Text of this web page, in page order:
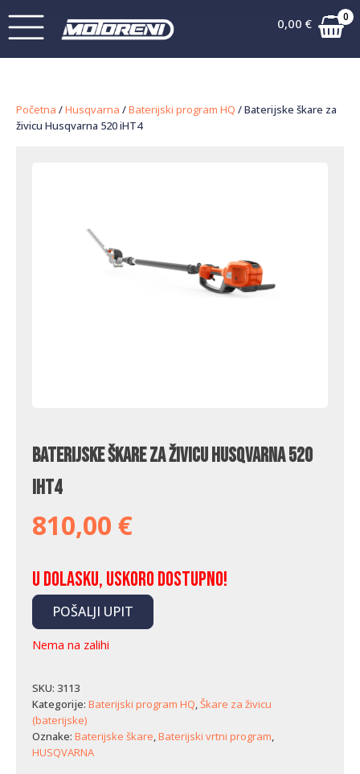
0,00 € 0
Početna /Husqvarna /Baterijski program HQ / Baterijske škare za
živicu Husqvarna 520 iHT4
Baterijske škare za živicu Husqvarna 520
iHT4
810,00 €
U dolasku, uskoro dostupno!
POŠALJI UPIT
Nema na zalihi
SKU: 3113
Kategorije: Baterijski program HQ,Škare za živicu
(baterijske)
Oznake: Baterijske škare,Baterijski vrtni program,
HUSQVARNA